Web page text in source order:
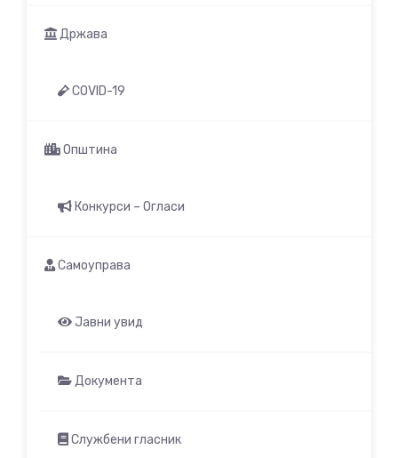
Држава
COVID-19
Општина
Конкурси – Огласи
Самоуправа
Јавни увид
Документа
Службени гласник